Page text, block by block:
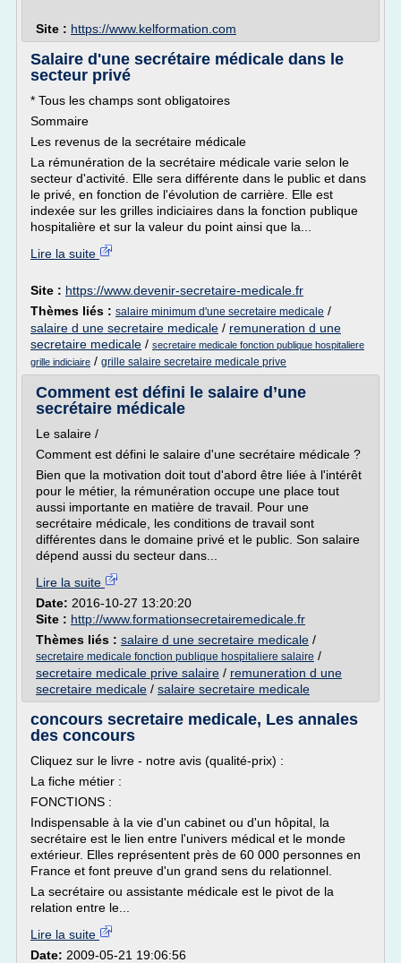
Site : https://www.kelformation.com
Salaire d'une secrétaire médicale dans le
secteur privé
* Tous les champs sont obligatoires
Sommaire
Les revenus de la secrétaire médicale
La rémunération de la secrétaire médicale varie selon le
secteur d'activité. Elle sera différente dans le public et dans
le privé, en fonction de l'évolution de carrière. Elle est
indexée sur les grilles indiciaires dans la fonction publique
hospitalière et sur la valeur du point ainsi que la...
Lire la suite
Site : https://www.devenir-secretaire-medicale.fr
Thèmes liés : salaire minimum d'une secretaire medicale /
salaire d une secretaire medicale / remuneration d une
secretaire medicale / secretaire medicale fonction publique hospitaliere
grille indiciaire / grille salaire secretaire medicale prive
Comment est défini le salaire d’une
secrétaire médicale
Le salaire /
Comment est défini le salaire d'une secrétaire médicale ?
Bien que la motivation doit tout d'abord être liée à l'intérêt
pour le métier, la rémunération occupe une place tout
aussi importante en matière de travail. Pour une
secrétaire médicale, les conditions de travail sont
différentes dans le domaine privé et le public. Son salaire
dépend aussi du secteur dans...
Lire la suite
Date: 2016-10-27 13:20:20
Site : http://www.formationsecretairemedicale.fr
Thèmes liés : salaire d une secretaire medicale /
secretaire medicale fonction publique hospitaliere salaire /
secretaire medicale prive salaire / remuneration d une
secretaire medicale / salaire secretaire medicale
concours secretaire medicale, Les annales
des concours
Cliquez sur le livre - notre avis (qualité-prix) :
La fiche métier :
FONCTIONS :
Indispensable à la vie d'un cabinet ou d'un hôpital, la
secrétaire est le lien entre l'univers médical et le monde
extérieur. Elles représentent près de 60 000 personnes en
France et font preuve d'un grand sens du relationnel.
La secrétaire ou assistante médicale est le pivot de la
relation entre le...
Lire la suite
Date: 2009-05-21 19:06:56